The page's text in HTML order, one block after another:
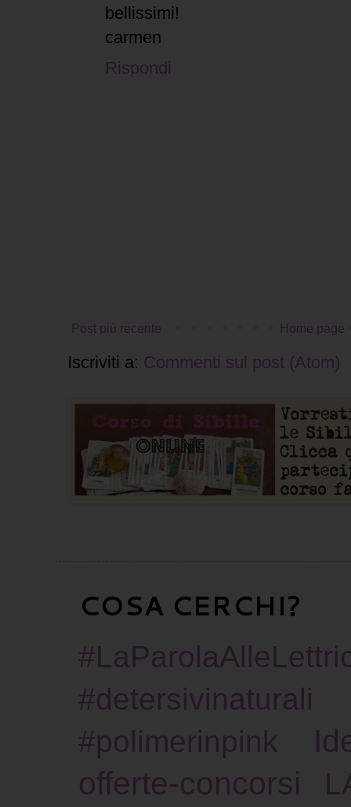
bellissimi!
carmen
Rispondi
Post più recente Home page
Iscriviti a: Commenti sul post (Atom)
COSA CERCHI?
#detersivinaturali
#polimerinpink
offerte-concorsi